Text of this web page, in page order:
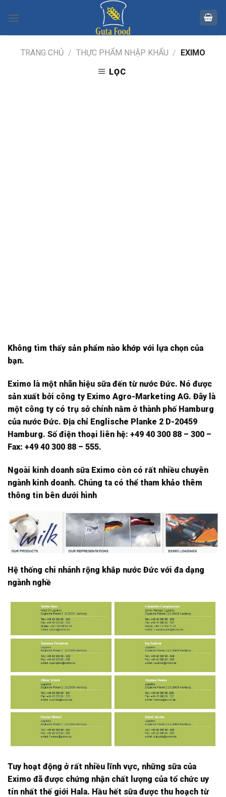
TRANG CHỦ / THỰC PHẨM NHẬP KHẨU / EXIMO
LỌC
Không tìm thấy sản phẩm nào khớp với lựa chọn của
bạn.
Eximo là một nhãn hiệu sữa đến từ nước Đức. Nó được
sản xuất bởi công ty Eximo Agro-Marketing AG. Đây là
một công ty có trụ sở chính nằm ở thành phố Hamburg
của nước Đức. Địa chỉ Englische Planke 2 D-20459
Hamburg. Số điện thoại liên hệ: +49 40 300 88 – 300 –
Fax: +49 40 300 88 – 555.
Ngoài kinh doanh sữa Eximo còn có rất nhiều chuyên
ngành kinh doanh. Chúng ta có thể tham khảo thêm
thông tin bên dưới hình
Hệ thống chi nhánh rộng khắp nước Đức với đa dạng
ngành nghề
Tuy hoạt động ở rất nhiều lĩnh vực, những sữa của
Eximo đã được chứng nhận chất lượng của tổ chức uy
tín nhất thế giới Hala. Hầu hết sữa được thu hoạch từ